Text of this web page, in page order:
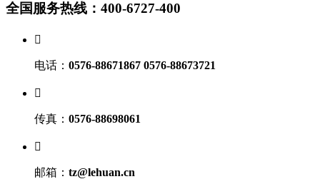
全国服务热线：400-6727-400

电话： 0576-88671867 0576-88673721

传真： 0576-88698061

邮箱： tz@lehuan.cn